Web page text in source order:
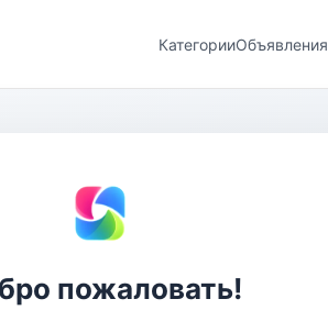
КатегорииОбъявления
пожаловать!